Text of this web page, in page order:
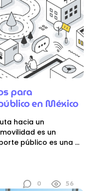
para
en México
hacia un
es un
público es una ...
0 56